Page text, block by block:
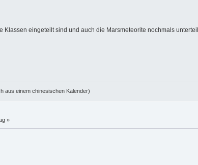
eingeteilt sind und auch die Marsmeteorite nochmals
aus einem chinesischen Kalender)
»